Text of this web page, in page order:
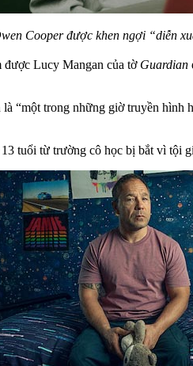
Cooper được khen ngợi “diễn
được Lucy Mangan của tờ Guardian
“một trong những giờ truyền
tuổi từ trường cô học bị bắt vì tội